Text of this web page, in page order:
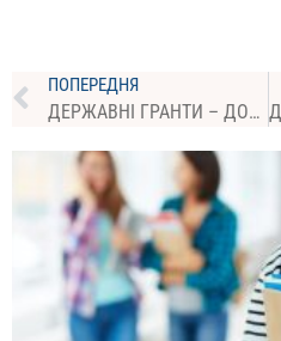
ПОПЕРЕДНЯ
ДЕРЖАВНІ ГРАНТИ – ДОДАТКОВА ФІНАНСОВА ПІДТРИМКА ДЛЯ ВСТУПНИКІВ ВІД ДЕРЖАВИ